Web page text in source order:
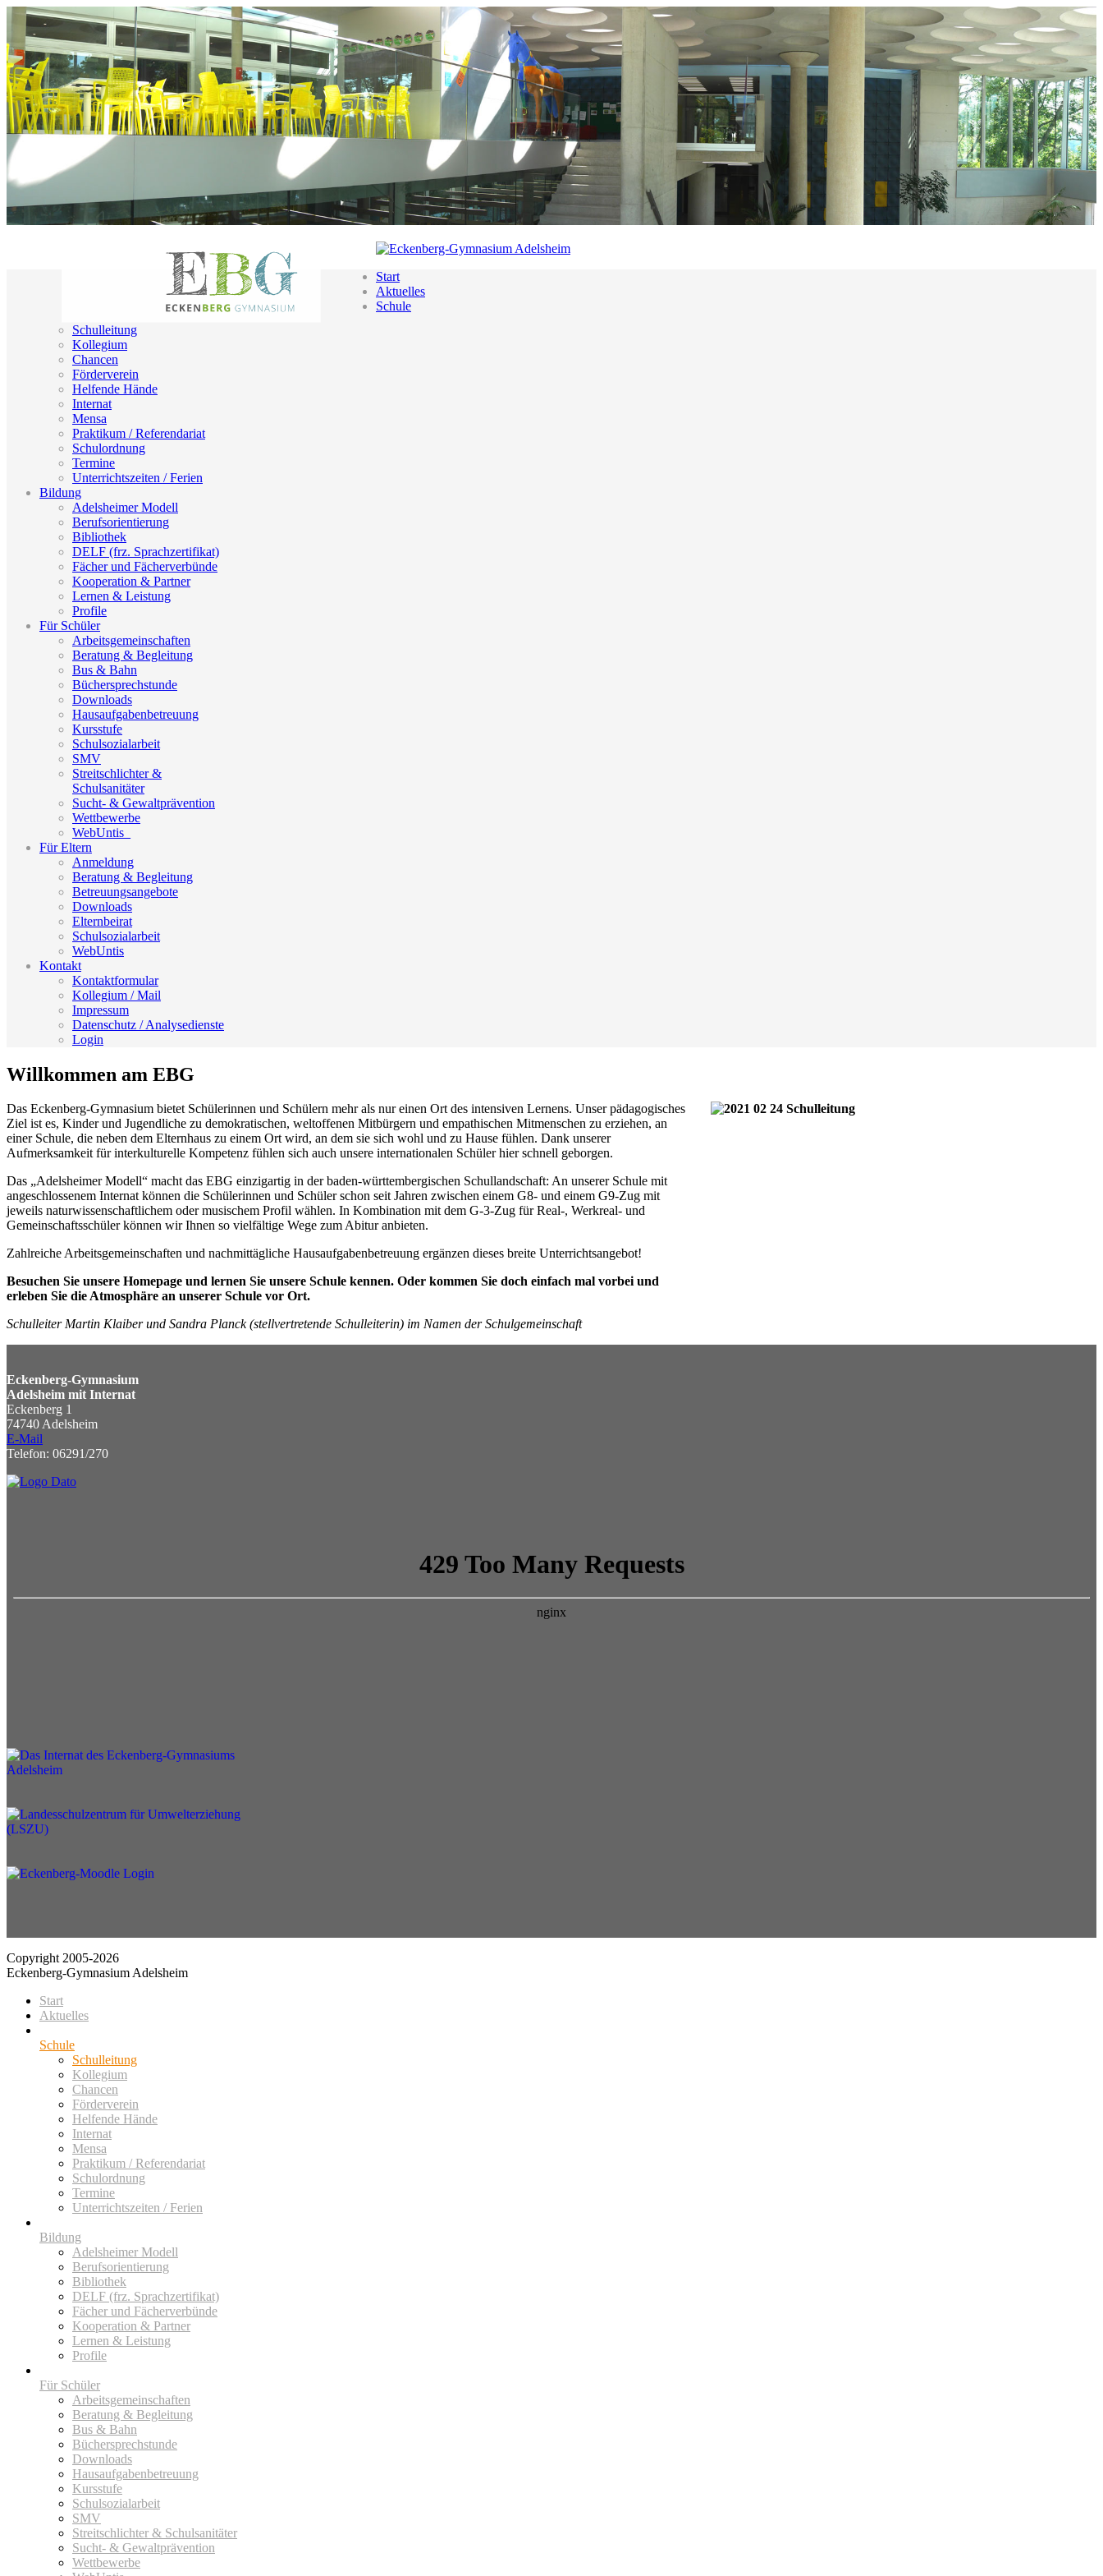
Start
Aktuelles
Schule
Schulleitung
Kollegium
Chancen
Förderverein
Helfende Hände
Internat
Mensa
Praktikum / Referendariat
Schulordnung
Termine
Unterrichtszeiten / Ferien
Bildung
Adelsheimer Modell
Berufsorientierung
Bibliothek
DELF (frz. Sprachzertifikat)
Fächer und Fächerverbünde
Kooperation & Partner
Lernen & Leistung
Profile
Für Schüler
Arbeitsgemeinschaften
Beratung & Begleitung
Bus & Bahn
Büchersprechstunde
Downloads
Hausaufgabenbetreuung
Kursstufe
Schulsozialarbeit
SMV
Streitschlichter &
Schulsanitäter
Sucht- & Gewaltprävention
Wettbewerbe
WebUntis_
Für Eltern
Anmeldung
Beratung & Begleitung
Betreuungsangebote
Downloads
Elternbeirat
Schulsozialarbeit
WebUntis
Kontakt
Kontaktformular
Kollegium / Mail
Impressum
Datenschutz / Analysedienste
Login
Willkommen am EBG
Das Eckenberg-Gymnasium bietet Schülerinnen und Schülern mehr als nur einen Ort des intensiven Lernens. Unser pädagogisches
Ziel ist es, Kinder und Jugendliche zu demokratischen, weltoffenen Mitbürgern und empathischen Mitmenschen zu erziehen, an
einer Schule, die neben dem Elternhaus zu einem Ort wird, an dem sie sich wohl und zu Hause fühlen. Dank unserer
Aufmerksamkeit für interkulturelle Kompetenz fühlen sich auch unsere internationalen Schüler hier schnell geborgen.
Das „Adelsheimer Modell“ macht das EBG einzigartig in der baden-württembergischen Schullandschaft: An unserer Schule mit
angeschlossenem Internat können die Schülerinnen und Schüler schon seit Jahren zwischen einem G8- und einem G9-Zug mit
jeweils naturwissenschaftlichem oder musischem Profil wählen. In Kombination mit dem G-3-Zug für Real-, Werkreal- und
Gemeinschaftsschüler können wir Ihnen so vielfältige Wege zum Abitur anbieten.
Zahlreiche Arbeitsgemeinschaften und nachmittägliche Hausaufgabenbetreuung ergänzen dieses breite Unterrichtsangebot!
Besuchen Sie unsere Homepage und lernen Sie unsere Schule kennen. Oder kommen Sie doch einfach mal vorbei und
erleben Sie die Atmosphäre an unserer Schule vor Ort.
Schulleiter Martin Klaiber und Sandra Planck (stellvertretende Schulleiterin) im Namen der Schulgemeinschaft
Eckenberg-Gymnasium
Adelsheim mit Internat
Eckenberg 1
74740 Adelsheim
E-Mail
Telefon: 06291/270
Copyright 2005-2026
Eckenberg-Gymnasium Adelsheim
Start
Aktuelles
Schule
Schulleitung
Kollegium
Chancen
Förderverein
Helfende Hände
Internat
Mensa
Praktikum / Referendariat
Schulordnung
Termine
Unterrichtszeiten / Ferien
Bildung
Adelsheimer Modell
Berufsorientierung
Bibliothek
DELF (frz. Sprachzertifikat)
Fächer und Fächerverbünde
Kooperation & Partner
Lernen & Leistung
Profile
Für Schüler
Arbeitsgemeinschaften
Beratung & Begleitung
Bus & Bahn
Büchersprechstunde
Downloads
Hausaufgabenbetreuung
Kursstufe
Schulsozialarbeit
SMV
Streitschlichter & Schulsanitäter
Sucht- & Gewaltprävention
Wettbewerbe